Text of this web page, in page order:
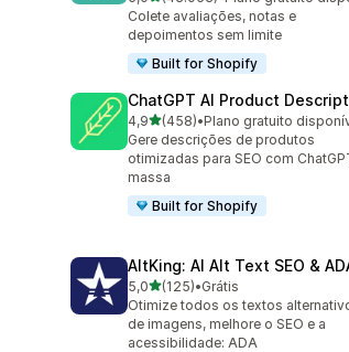
43053 avaliações ao todo
Colete avaliações, notas e
depoimentos sem limite
Built for Shopify
ChatGPT AI Product
4,9de 5 estrelas
(458)
458 avaliações ao todo
•Plano gratuito
Gere descrições de produtos
otimizadas para SEO com
massa
Built for Shopify
AltKing: AI Alt Text SEO &
5,0de 5 estrelas
(125)
125 avaliações ao todo
•Grátis
Otimize todos os textos
de imagens, melhore o SEO e a
acessibilidade: ADA